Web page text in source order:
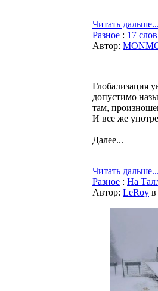
Читать дальше...
Разное : 17
Автор:
Глобализация
допустимо
там,
И все же
Далее...
Читать дальше...
Разное : На
Автор: LeRoy в